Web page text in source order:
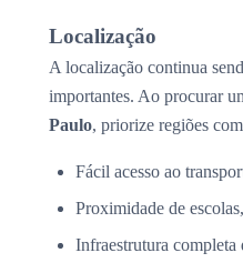
Localização
A localização continua
importantes. Ao procurar
Paulo, priorize regiões
Fácil acesso ao
Proximidade de
Infraestrutura completa